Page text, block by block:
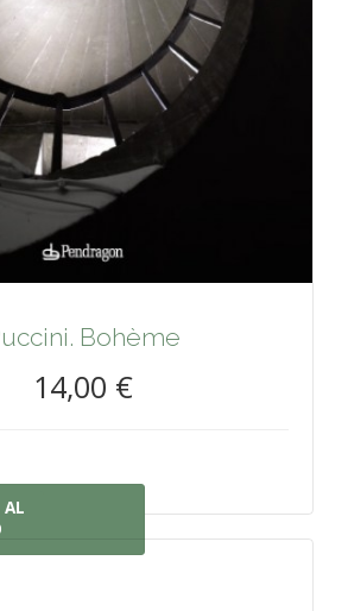
Bohème
14,00 €
AL